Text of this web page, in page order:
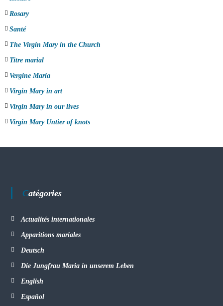
Rosary
Santé
The Virgin Mary in the Church
Titre marial
Vergine Maria
Virgin Mary in art
Virgin Mary in our lives
Virgin Mary Untier of knots
Catégories
Actualités internationales
Apparitions mariales
Deutsch
Die Jungfrau Maria in unserem Leben
English
Español